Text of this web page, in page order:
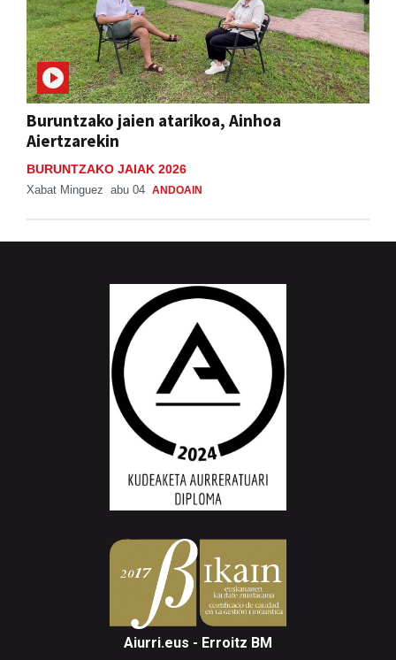
Buruntzako jaien atarikoa, Ainhoa
Aiertzarekin
BURUNTZAKO JAIAK 2026
Xabat Minguez abu 04 ANDOAIN
Aiurri.eus - Erroitz BM